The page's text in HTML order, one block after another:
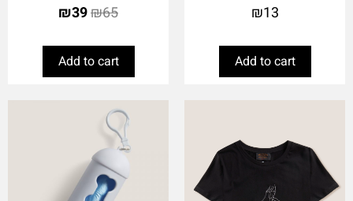
₪13
Add to cart
₪65
₪39
Add to cart